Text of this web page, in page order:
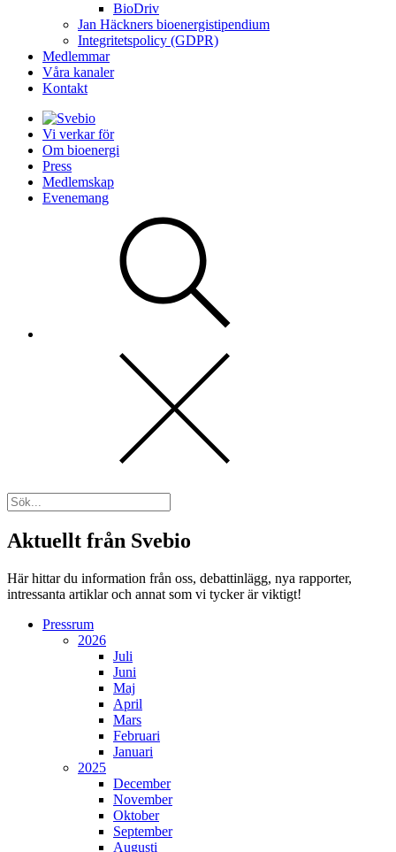
BioDriv
Jan Häckners bioenergistipendium
Integritetspolicy (GDPR)
Medlemmar
Våra kanaler
Kontakt
Vi verkar för
Om bioenergi
Press
Medlemskap
Evenemang
Aktuellt från Svebio
Här hittar du information från oss, debattinlägg, nya rapporter,
intressanta artiklar och annat som vi tycker är viktigt!
Pressrum
2026
Juli
Juni
Maj
April
Mars
Februari
Januari
2025
December
November
Oktober
September
Augusti